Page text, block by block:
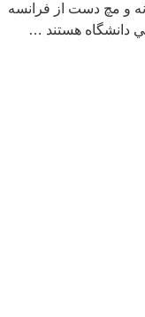
و مچ دست از فرانسه